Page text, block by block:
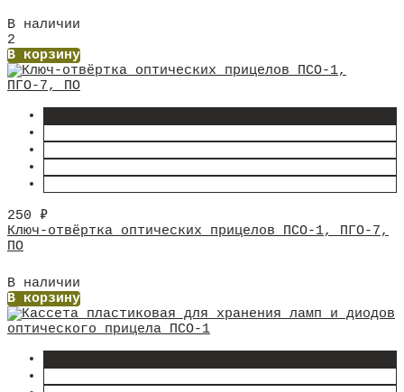
В наличии
2
В корзину
250 ₽
Ключ-отвёртка оптических прицелов ПСО-1, ПГО-7,
ПО
В наличии
В корзину